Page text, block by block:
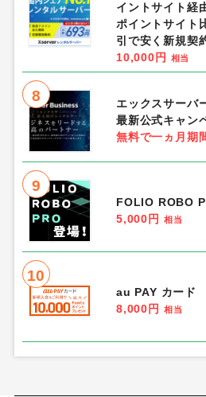
イントサイト経
ポイントサイト
引で安く新規契
10,000円
相当
8
エックスサーバ
最新公式キャン
無料で一ヵ月期
9
FOLIO ROBO
5,000円
相当
10
au PAY カード
8,000円
相当